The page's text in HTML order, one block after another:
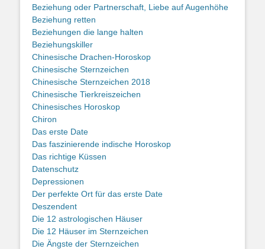
Beziehung oder Partnerschaft, Liebe auf Augenhöhe
Beziehung retten
Beziehungen die lange halten
Beziehungskiller
Chinesische Drachen-Horoskop
Chinesische Sternzeichen
Chinesische Sternzeichen 2018
Chinesische Tierkreiszeichen
Chinesisches Horoskop
Chiron
Das erste Date
Das faszinierende indische Horoskop
Das richtige Küssen
Datenschutz
Depressionen
Der perfekte Ort für das erste Date
Deszendent
Die 12 astrologischen Häuser
Die 12 Häuser im Sternzeichen
Die Ängste der Sternzeichen